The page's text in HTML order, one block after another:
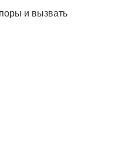
и вызвать